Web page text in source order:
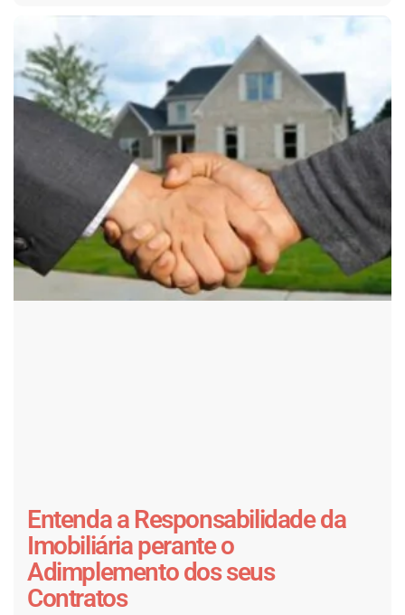
Entenda a Responsabilidade da
Imobiliária perante o
Adimplemento dos seus
Contratos